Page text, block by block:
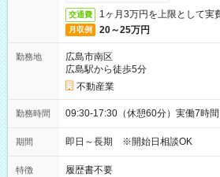
交通費 1ヶ月3万円を上限として実
月収例 20～25万円
勤務地
広島市南区
広島駅から徒歩5分
不動産業
勤務時間 09:30-17:30（休憩60分）実働7時間
期間 即日～長期 ※開始日相談OK
特徴 履歴書不要